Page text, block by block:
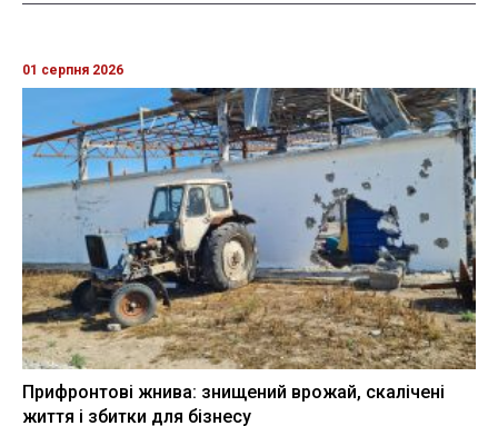
01 серпня 2026
Прифронтові жнива: знищений врожай, скалічені
життя і збитки для бізнесу